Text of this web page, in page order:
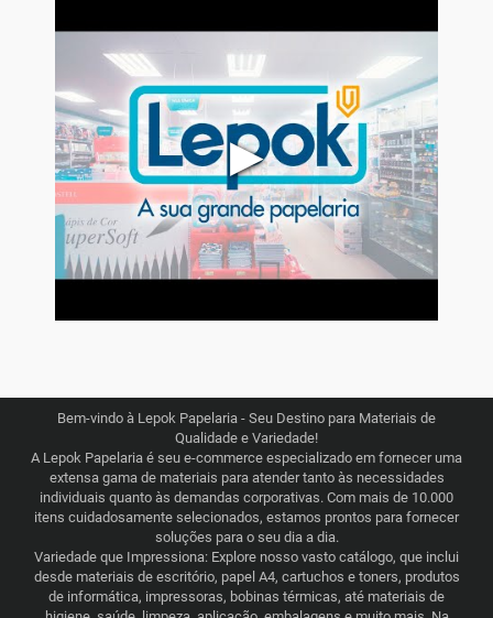
▶
Bem-vindo à Lepok Papelaria - Seu Destino para Materiais de
Qualidade e Variedade!
A Lepok Papelaria é seu e-commerce especializado em fornecer uma
extensa gama de materiais para atender tanto às necessidades
individuais quanto às demandas corporativas. Com mais de 10.000
itens cuidadosamente selecionados, estamos prontos para fornecer
soluções para o seu dia a dia.
Variedade que Impressiona: Explore nosso vasto catálogo, que inclui
desde materiais de escritório, papel A4, cartuchos e toners, produtos
de informática, impressoras, bobinas térmicas, até materiais de